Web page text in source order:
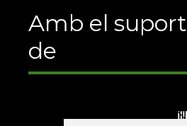
Amb el suport
de